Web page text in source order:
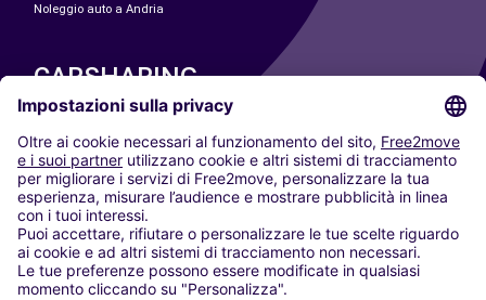
Noleggio auto a Andria
CARSHARING
LE NOSTRE CITTÀ
Paris
Madrid
Washington DC
Milano
Roma
Torino
Vienna
Berlino